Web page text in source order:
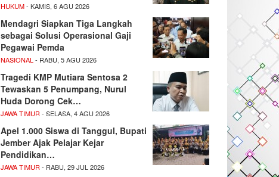
HUKUM- KAMIS, 6 AGU 2026
Mendagri Siapkan Tiga Langkah
sebagai Solusi Operasional Gaji
Pegawai Pemda
NASIONAL - RABU, 5 AGU 2026
Tragedi KMP Mutiara Sentosa 2
Tewaskan 5 Penumpang, Nurul
Huda Dorong Cek…
JAWA TIMUR - SELASA, 4 AGU 2026
Apel 1.000 Siswa di Tanggul, Bupati
Jember Ajak Pelajar Kejar
Pendidikan…
JAWA TIMUR - RABU, 29 JUL 2026